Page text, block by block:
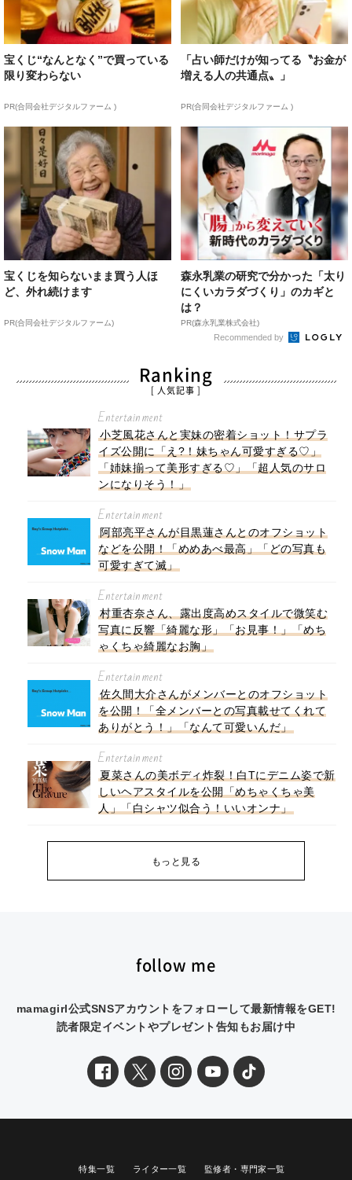
宝くじ“なんとなく”で買っている
限り変わらない
PR(合同会社デジタルファーム )
「占い師だけが知ってる〝お金が
増える人の共通点〟」
PR(合同会社デジタルファーム )
宝くじを知らないまま買う人ほ
ど、外れ続けます
PR(合同会社デジタルファーム)
森永乳業の研究で分かった「太り
にくいカラダづくり」のカギと
は？
PR(森永乳業株式会社)
Recommended by
Ranking
[ 人気記事 ]
Entertainment
小芝風花さんと実妹の密着ショット！サプラ
イズ公開に「え?！妹ちゃん可愛すぎる♡」
「姉妹揃って美形すぎる♡」「超人気のサロ
ンになりそう！」
Entertainment
阿部亮平さんが目黒蓮さんとのオフショット
などを公開！「めめあべ最高」「どの写真も
可愛すぎて滅」
Entertainment
村重杏奈さん、露出度高めスタイルで微笑む
写真に反響「綺麗な形」「お見事！」「めち
ゃくちゃ綺麗なお胸」
Entertainment
佐久間大介さんがメンバーとのオフショット
を公開！「全メンバーとの写真載せてくれて
ありがとう！」「なんて可愛いんだ」
Entertainment
夏菜さんの美ボディ炸裂！白Tにデニム姿で新
しいヘアスタイルを公開「めちゃくちゃ美
人」「白シャツ似合う！いいオンナ」
もっと見る
follow me
mamagirl公式SNSアカウントをフォローして最新情報をGET!
読者限定イベントやプレゼント告知もお届け中
特集一覧 ライター一覧 監修者・専門家一覧